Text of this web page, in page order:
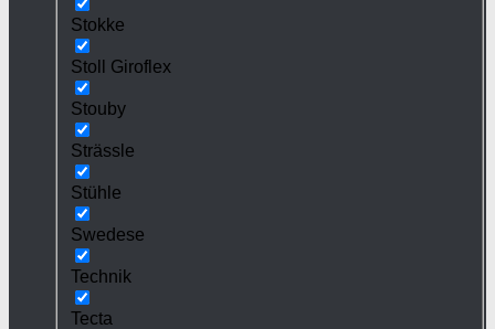
Stokke
Stoll Giroflex
Stouby
Strässle
Stühle
Swedese
Technik
Tecta